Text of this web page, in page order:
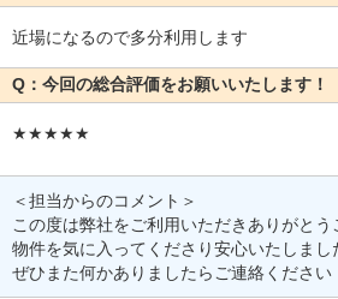
近場になるので多分利用します
Q：今回の総合評価をお願いいたします！
★★★★★
＜担当からのコメント＞
この度は弊社をご利用いただきありがとう
物件を気に入ってくださり安心いたしまし
ぜひまた何かありましたらご連絡ください